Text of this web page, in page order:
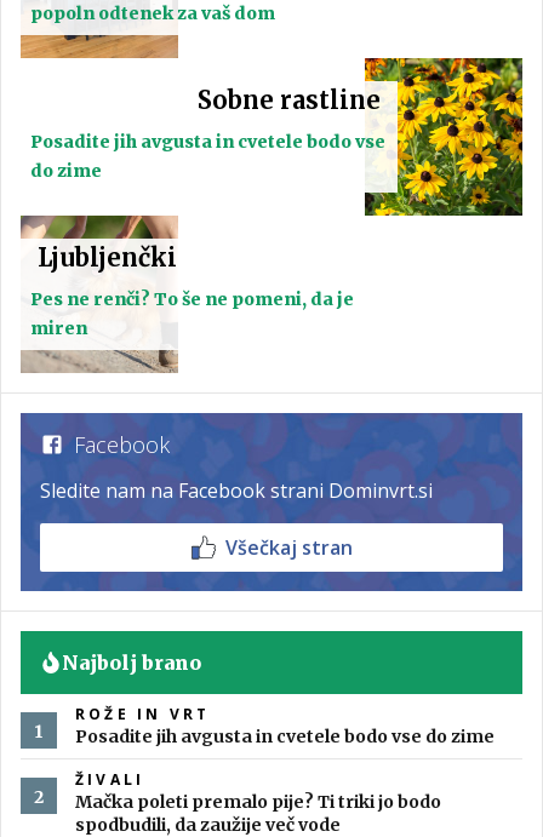
popoln odtenek za vaš dom
Sobne rastline
Posadite jih avgusta in cvetele bodo vse
do zime
Ljubljenčki
Pes ne renči? To še ne pomeni, da je
miren
Facebook
Sledite nam na Facebook strani Dominvrt.si
Všečkaj stran
Najbolj brano
ROŽE IN VRT
Posadite jih avgusta in cvetele bodo vse do zime
ŽIVALI
Mačka poleti premalo pije? Ti triki jo bodo
spodbudili, da zaužije več vode